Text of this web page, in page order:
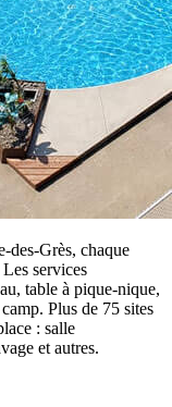
des-Grès, chaque
services
table à pique-nique,
Plus de 75 sites
: salle
et autres.